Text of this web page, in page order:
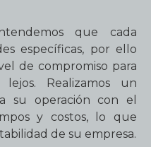
que cada
específicas, por ello
de compromiso para
Realizamos un
su operación con el
y costos, lo que
de su empresa.